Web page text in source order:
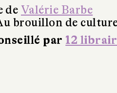
de Valérie Barbe
brouillon de
par 12